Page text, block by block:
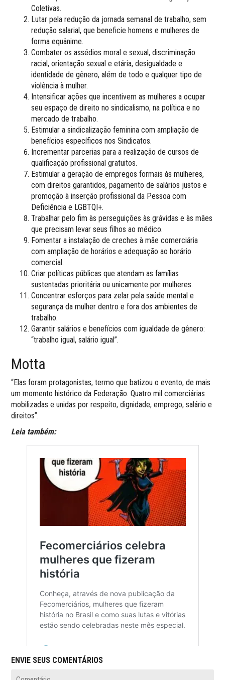
Coletivas.
Lutar pela redução da jornada semanal de trabalho, sem
redução salarial, que beneficie homens e mulheres de
forma equânime.
Combater os assédios moral e sexual, discriminação
racial, orientação sexual e etária, desigualdade e
identidade de gênero, além de todo e qualquer tipo de
violência à mulher.
Intensificar ações que incentivem as mulheres a ocupar
seu espaço de direito no sindicalismo, na política e no
mercado de trabalho.
Estimular a sindicalização feminina com ampliação de
benefícios específicos nos Sindicatos.
Incrementar parcerias para a realização de cursos de
qualificação profissional gratuitos.
Estimular a geração de empregos formais às mulheres,
com direitos garantidos, pagamento de salários justos e
promoção à inserção profissional da Pessoa com
Deficiência e LGBTQI+.
Trabalhar pelo fim às perseguições às grávidas e às mães
que precisam levar seus filhos ao médico.
Fomentar a instalação de creches à mãe comerciária
com ampliação de horários e adequação ao horário
comercial.
Criar políticas públicas que atendam as famílias
sustentadas prioritária ou unicamente por mulheres.
Concentrar esforços para zelar pela saúde mental e
segurança da mulher dentro e fora dos ambientes de
trabalho.
Garantir salários e benefícios com igualdade de gênero:
“trabalho igual, salário igual”.
Motta
“Elas foram protagonistas, termo que batizou o evento, de mais
um momento histórico da Federação. Quatro mil comerciárias
mobilizadas e unidas por respeito, dignidade, emprego, salário e
direitos”.
Leia também:
ENVIE SEUS COMENTÁRIOS